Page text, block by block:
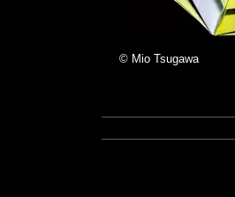
© Mio Tsugawa